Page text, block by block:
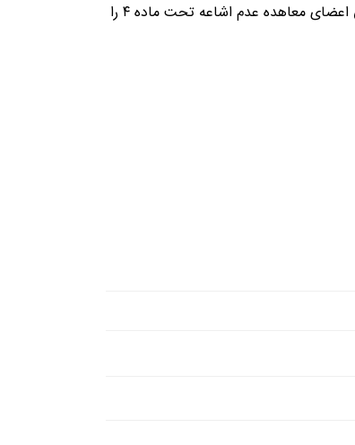
در دست کشورهای غیرمتعهد به معاهده عدم اشاعه تبدیل کردید تا حقوق اساسی اعضای معاهده عدم اشاعه تحت ماده ۴ را